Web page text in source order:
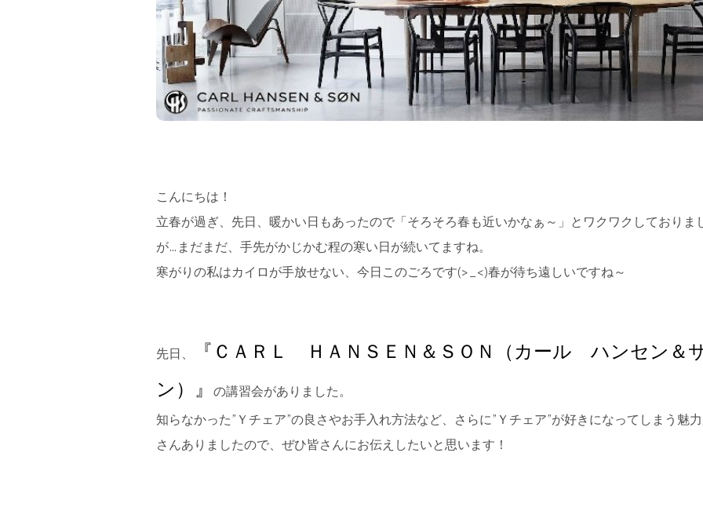
フラッグシップストア
0965-52-0323
096-274-8175
0965-45-9282
こんにちは！
立春が過ぎ、先日、暖かい日もあったので「そろそろ春も近いかなぁ～」とワクワクしておりま
が…まだまだ、手先がかじかむ程の寒い日が続いてますね。
寒がりの私はカイロが手放せない、今日このごろです(>_<)春が待ち遠しいですね～
先日、
『ＣＡＲＬ ＨＡＮＳＥＮ＆ＳＯＮ（カール ハンセン＆
ン）』の講習会がありました。
知らなかった”Ｙチェア”の良さやお手入れ方法など、さらに”Ｙチェア”が好きになってしまう魅力
さんありましたので、ぜひ皆さんにお伝えしたいと思います！